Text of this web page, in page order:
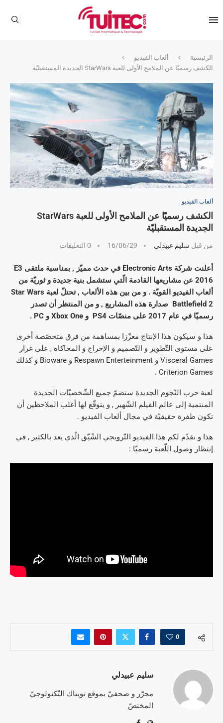
الرئيسية
ألعاب الفيديو
الكشف رسميّا عن الملامح الأولى للعبة StarWars الجديدة المستقبليّة
ألعاب الفيديو
الكشف رسميّا عن الملامح الأولى للعبة StarWars
الجديدة المستقبليّة
من قبل سليم عبيدلي 16/06/29 0 التعليقات
أعلنت شركة Electronic Arts في حدث مميّز , بمناسبة ملتقى E3
2016 عن مشاريعها القادمة الّتي ستشمل بنية جديدة و ثوريّة من
ألعاب الفيديو القويّة . و من بين هذه الألعاب , تحتلّ لعبة Star Wars
Battlefield 2 صدارة هذه المشاريع , و من المنتظر أن تصدر
رسميّا في عام 2017 على منصّات PS4 و Xbox One و PC .
هذا و سيكون هذا الإنتاج معزّزا بمساهمة من فرق متخصّصة أخرى
على مستوى التّطوير و التّصميم و الإخراج و المحاكاة , على غرار
Visceral Games و Respawn Enterteinment و Bioware و كذلك
Criterion Games .
لعبة حرب النّجوم الجديدة ستضمّ جميع الشّخصيّات الجديدة
المنتمية إلى عالم الفيلم الشّهير , و يتوقّع لها أغلب الملاحظين أن
تكون طفرة حقيقيّة في مجال ألعاب الفيديو .
هذا و نقدّم لكم هذا الفيديو التّرويجي الشّيّق الّذي يعد بالكثير , في
إنتظار وصول اللّعبة رسميّا :
0
سليم عبيدلي
محرّر و صحفيّ بموقع تويتاك التّكنولوجيّ
المختصّ